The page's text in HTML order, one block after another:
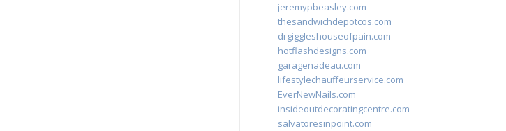
jeremypbeasley.com
thesandwichdepotcos.com
drgiggleshouseofpain.com
hotflashdesigns.com
garagenadeau.com
lifestylechauffeurservice.com
EverNewNails.com
insideoutdecoratingcentre.com
salvatoresinpoint.com